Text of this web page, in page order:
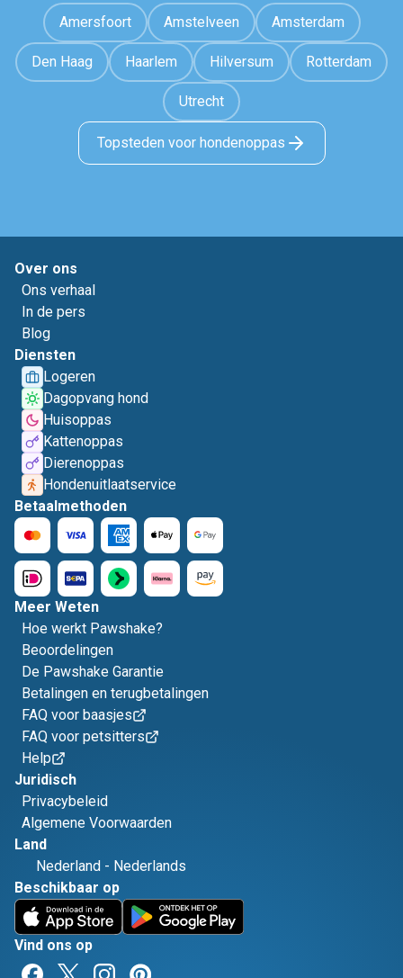
Amersfoort Amstelveen Amsterdam
Den Haag Haarlem Hilversum Rotterdam
Utrecht
Topsteden voor hondenoppas
Over ons
Ons verhaal
In de pers
Blog
Diensten
Logeren
Dagopvang hond
Huisoppas
Kattenoppas
Dierenoppas
Hondenuitlaatservice
Betaalmethoden
Meer Weten
Hoe werkt Pawshake?
Beoordelingen
De Pawshake Garantie
Betalingen en terugbetalingen
FAQ voor baasjes
FAQ voor petsitters
Help
Juridisch
Privacybeleid
Algemene Voorwaarden
Land
Nederland - Nederlands
Beschikbaar op
Vind ons op